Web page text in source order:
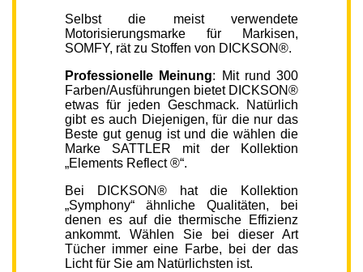
Selbst die meist verwendete
Motorisierungsmarke für Markisen,
SOMFY, rät zu Stoffen von DICKSON®.
Professionelle Meinung: Mit rund 300
Farben/Ausführungen bietet DICKSON®
etwas für jeden Geschmack. Natürlich
gibt es auch Diejenigen, für die nur das
Beste gut genug ist und die wählen die
Marke SATTLER mit der Kollektion
„Elements Reflect ®“.
Bei DICKSON® hat die Kollektion
„Symphony“ ähnliche Qualitäten, bei
denen es auf die thermische Effizienz
ankommt. Wählen Sie bei dieser Art
Tücher immer eine Farbe, bei der das
Licht für Sie am Natürlichsten ist.